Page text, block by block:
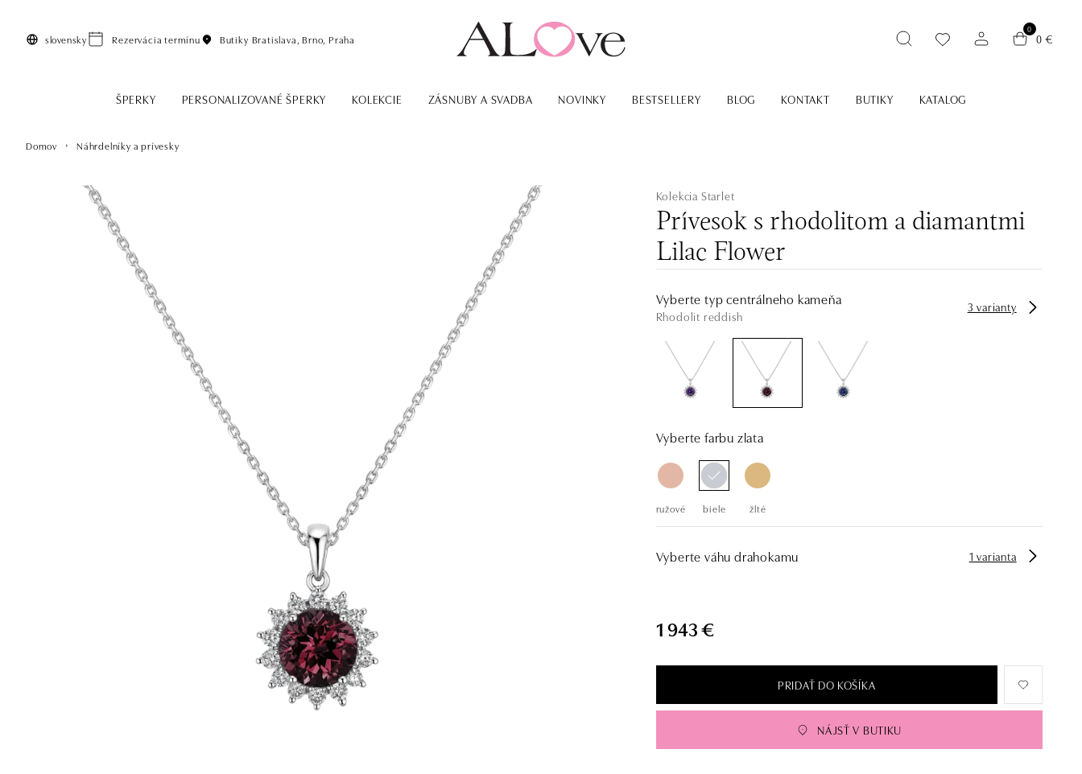
slovensky Rezervácia termínu Butiky Bratislava, Brno, Praha
0
0 €
ŠPERKY PERSONALIZOVANÉ ŠPERKY KOLEKCIE ZÁSNUBY A SVADBA NOVINKY BESTSELLERY BLOG KONTAKT BUTIKY KATALOG
Domov Náhrdelníky a prívesky
Kolekcia Starlet
Prívesok s rhodolitom a diamantmi
Lilac Flower
Vyberte typ centrálneho kameňa
Rhodolit reddish
3 varianty
Vyberte farbu zlata
ružové biele žlté
Vyberte váhu drahokamu 1 varianta
1 943 €
PRIDAŤ DO KOŠÍKA
NÁJSŤ V BUTIKU